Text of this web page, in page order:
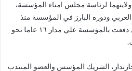
ولايتهما لرئاسة مجلس امناء المؤسسة،
العربي ودوره البارز في المؤسسة منذ
إنشائها ورؤيته الرائدة التي دفعت بالمؤسسة علي مدار ١٦ عاما نحو
الشريك المؤسس والعضو المنتدب